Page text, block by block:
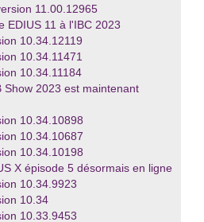
11.00.12965
EDIUS 11 à l'IBC 2023
10.34.12119
10.34.11471
10.34.11184
Show 2023 est maintenant
10.34.10898
10.34.10687
10.34.10198
X épisode 5 désormais en ligne
10.34.9923
10.34
10.33.9453